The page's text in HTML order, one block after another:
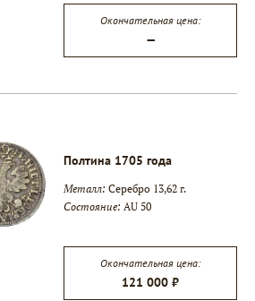
Окончательная цена:
—
Полтина 1705 года
Металл: Серебро 13,62 г.
Состояние: AU 50
Окончательная цена:
121 000 ₽